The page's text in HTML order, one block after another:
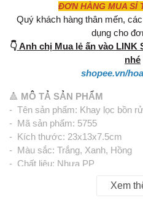
ĐƠN HÀNG MUA SỈ
Quý khách hàng thân mến,
dụng cho
👇Anh chị Mua lẻ ấn vào LINK
nhé
shopee.vn/
🔺 MÔ TẢ SẢN PHẨM
- Tên sản phẩm: Khay lọc bồn
- Mã sản phẩm: 5755
- Kích thước: 23x13x7.5cm
- Màu sắc: Trắng, Xanh, Hồng
- Chất liệu: Nhựa PP
Xem